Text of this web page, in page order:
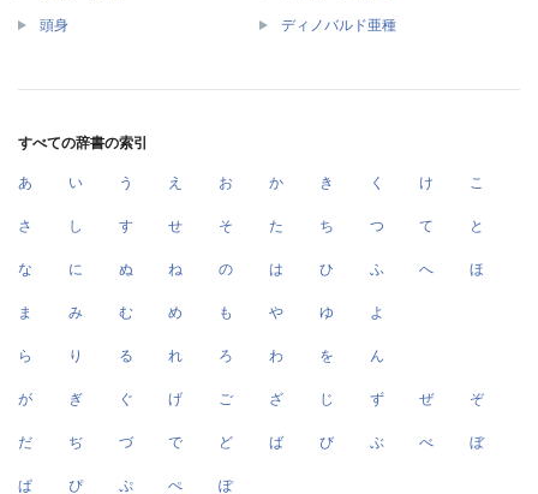
頭身 ディノバルド亜種
すべての辞書の索引
あ い う え お か き く け こ
さ し す せ そ た ち つ て と
な に ぬ ね の は ひ ふ へ ほ
ま み む め も や ゆ よ
ら り る れ ろ わ を ん
が ぎ ぐ げ ご ざ じ ず ぜ ぞ
だ ぢ づ で ど ば び ぶ べ ぼ
ぱ ぴ ぷ ぺ ぽ